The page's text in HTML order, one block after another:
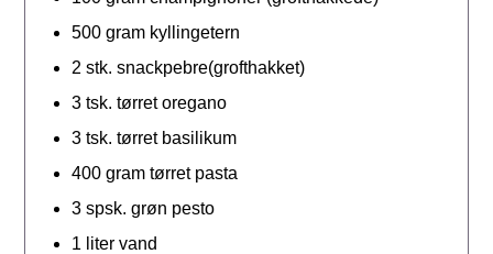
500 gram kyllingetern
2 stk. snackpebre(grofthakket)
3 tsk. tørret oregano
3 tsk. tørret basilikum
400 gram tørret pasta
3 spsk. grøn pesto
1 liter vand